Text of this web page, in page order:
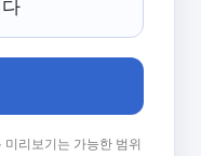
리보기는 가능한 범위